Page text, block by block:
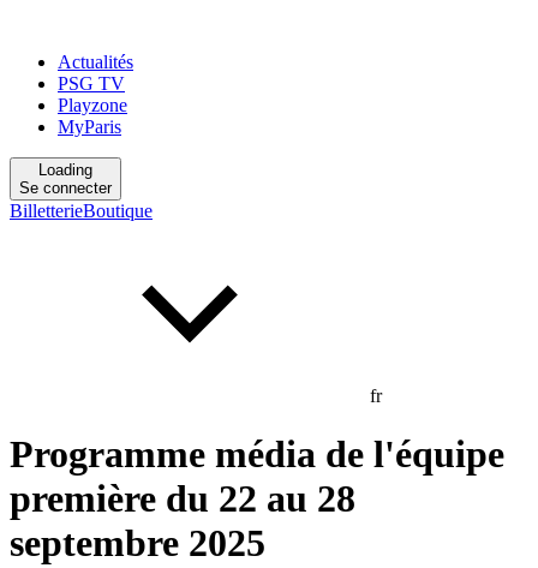
Actualités
PSG TV
Playzone
MyParis
Loading
Se connecter
BilletterieBoutique
fr
Programme média de l'équipe
première du 22 au 28
septembre 2025